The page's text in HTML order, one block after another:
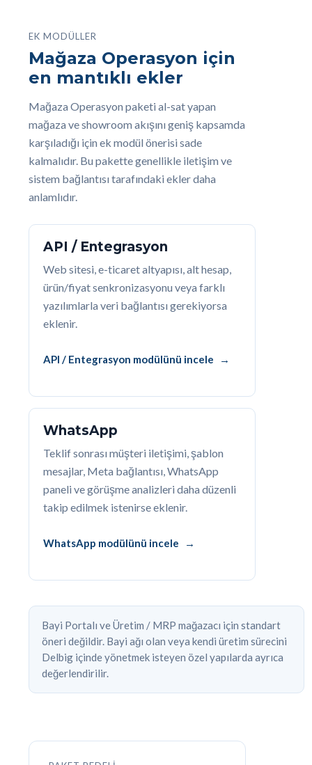
EK MODÜLLER
Mağaza Operasyon için
en mantıklı ekler
Mağaza Operasyon paketi al-sat yapan
mağaza ve showroom akışını geniş kapsamda
karşıladığı için ek modül önerisi sade
kalmalıdır. Bu pakette genellikle iletişim ve
sistem bağlantısı tarafındaki ekler daha
anlamlıdır.
API / Entegrasyon
Web sitesi, e-ticaret altyapısı, alt hesap,
ürün/fiyat senkronizasyonu veya farklı
yazılımlarla veri bağlantısı gerekiyorsa
eklenir.
API / Entegrasyon modülünü incele
WhatsApp
Teklif sonrası müşteri iletişimi, şablon
mesajlar, Meta bağlantısı, WhatsApp
paneli ve görüşme analizleri daha düzenli
takip edilmek istenirse eklenir.
WhatsApp modülünü incele
Bayi Portalı ve Üretim / MRP mağazacı için standart
öneri değildir. Bayi ağı olan veya kendi üretim sürecini
Delbig içinde yönetmek isteyen özel yapılarda ayrıca
değerlendirilir.